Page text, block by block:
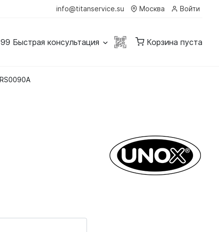
info@titanservice.su Москва Войти
Быстрая консультация Корзина пуста